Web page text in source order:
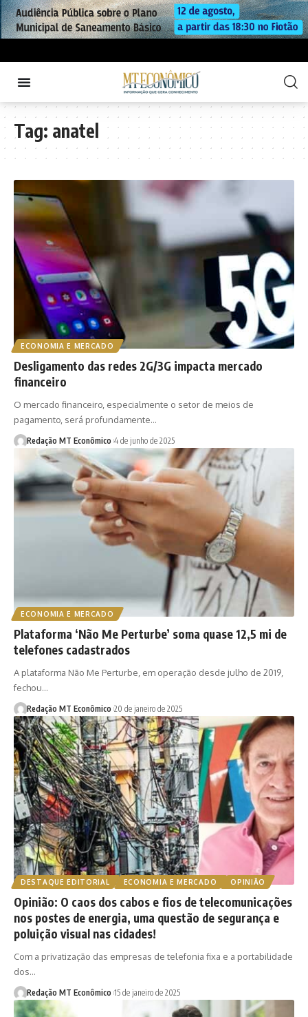
Tag: anatel
ECONOMIA E MERCADO
Desligamento das redes 2G/3G impacta mercado
financeiro
O mercado financeiro, especialmente o setor de meios de
pagamento, será profundamente…
Redação MT Econômico 4 de junho de 2025
ECONOMIA E MERCADO
Plataforma ‘Não Me Perturbe’ soma quase 12,5 mi de
telefones cadastrados
A plataforma Não Me Perturbe, em operação desde julho de 2019,
fechou…
Redação MT Econômico 20 de janeiro de 2025
DESTAQUE EDITORIAL ECONOMIA E MERCADO OPINIÃO
Opinião: O caos dos cabos e fios de telecomunicações
nos postes de energia, uma questão de segurança e
poluição visual nas cidades!
Com a privatização das empresas de telefonia fixa e a portabilidade
dos…
Redação MT Econômico 15 de janeiro de 2025